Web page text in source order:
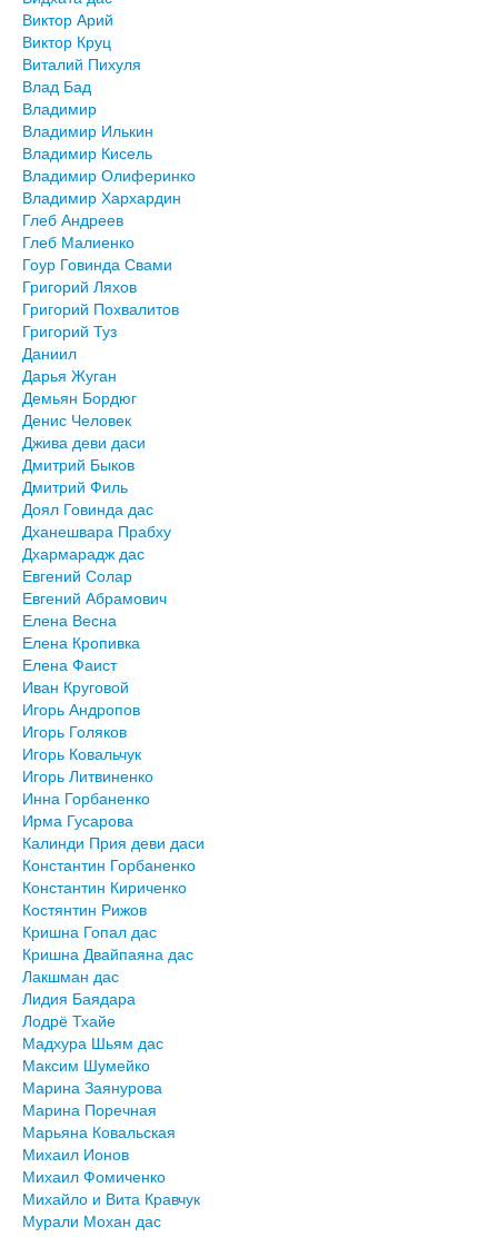
Виктор Арий
Виктор Круц
Виталий Пихуля
Влад Бад
Владимир
Владимир Илькин
Владимир Кисель
Владимир Олиферинко
Владимир Хархардин
Глеб Андреев
Глеб Малиенко
Гоур Говинда Свами
Григорий Ляхов
Григорий Похвалитов
Григорий Туз
Даниил
Дарья Жуган
Демьян Бордюг
Денис Человек
Джива деви даси
Дмитрий Быков
Дмитрий Филь
Доял Говинда дас
Дханешвара Прабху
Дхармарадж дас
Евгений Солар
Евгений Абрамович
Елена Весна
Елена Кропивка
Елена Фаист
Иван Круговой
Игорь Андропов
Игорь Голяков
Игорь Ковальчук
Игорь Литвиненко
Инна Горбаненко
Ирма Гусарова
Калинди Прия деви даси
Константин Горбаненко
Константин Кириченко
Костянтин Рижов
Кришна Гопал дас
Кришна Двайпаяна дас
Лакшман дас
Лидия Баядара
Лодрё Тхайе
Мадхура Шьям дас
Максим Шумейко
Марина Заянурова
Марина Поречная
Марьяна Ковальская
Михаил Ионов
Михаил Фомиченко
Михайло и Вита Кравчук
Мурали Мохан дас